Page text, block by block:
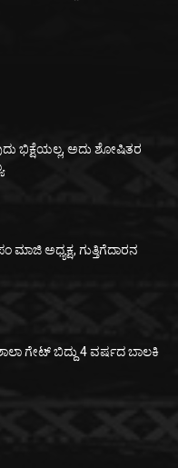
ಭಿಕ್ಷೆಯಲ್ಲ, ಅದು ಶೋಷಿತರ
ಮಾಜಿ ಅಧ್ಯಕ್ಷ, ಗುತ್ತಿಗೆದಾರನ
ಗೇಟ್‌ ಬಿದ್ದು 4 ವರ್ಷದ ಬಾಲಕಿ